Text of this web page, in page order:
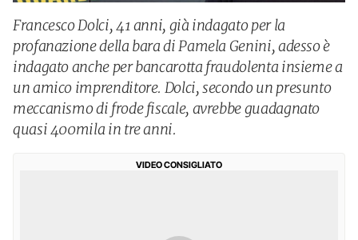
Francesco Dolci, 41 anni, già indagato per la
profanazione della bara di Pamela Genini, adesso è
indagato anche per bancarotta fraudolenta insieme a
un amico imprenditore. Dolci, secondo un presunto
meccanismo di frode fiscale, avrebbe guadagnato
quasi 400mila in tre anni.
VIDEO CONSIGLIATO